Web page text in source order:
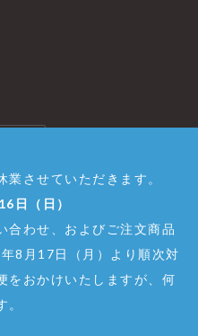
Co.,Ltd. All Right Reserved.
させていただきます。
日（日）
合わせ、およびご注文商品
8月17日（月）より順次対
をおかけいたしますが、何